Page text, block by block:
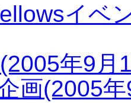
イベ
年9月
画(2005